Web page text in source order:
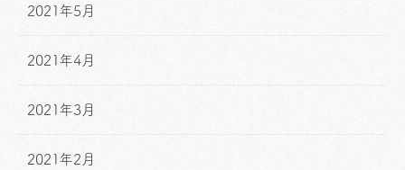
2021年5月
2021年4月
2021年3月
2021年2月